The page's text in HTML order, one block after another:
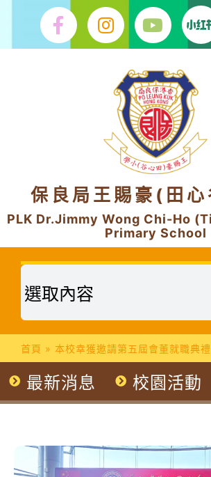
content
保良局王賜豪(田
PLK Dr.Jimmy Wong Chi-Ho
Primary School
首頁 » 本校幸獲邀請第五屆會董就職典
最新消息 校園活動